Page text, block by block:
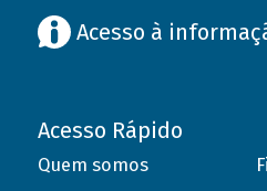
Acesso à
Acesso Rápido
Quem somos